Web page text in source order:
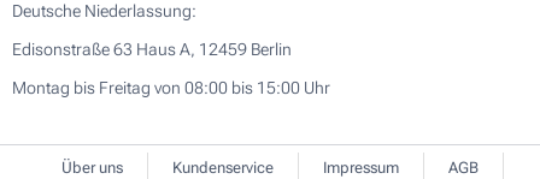
Deutsche Niederlassung:
Edisonstraße 63 Haus A, 12459 Berlin
Montag bis Freitag von 08:00 bis 15:00 Uhr
Über uns Kundenservice Impressum
AGB